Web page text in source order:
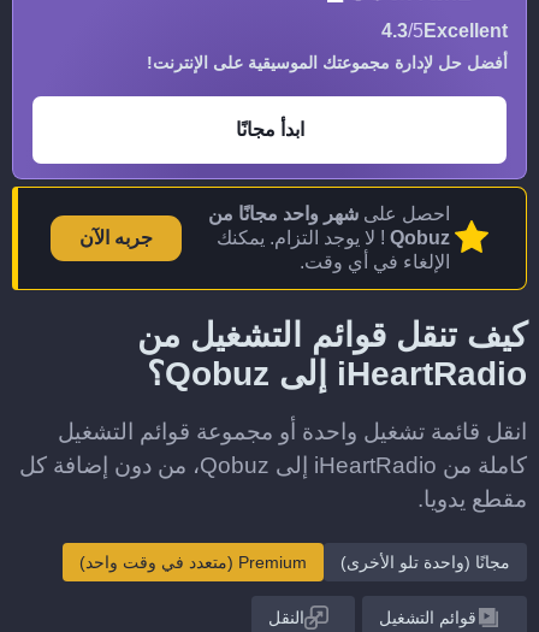
Excellent
4.3/5
أفضل حل لإدارة مجموعتك الموسيقية على الإنترنت!
ابدأ مجانًا
احصل على شهر واحد مجانًا من
Qobuz ! لا يوجد التزام. يمكنك
الإلغاء في أي وقت.
جربه الآن
كيف تنقل قوائم التشغيل من
iHeartRadio إلى Qobuz؟
انقل قائمة تشغيل واحدة أو مجموعة قوائم التشغيل
كاملة من iHeartRadio إلى Qobuz، من دون إضافة كل
مقطع يدويا.
مجانًا (واحدة تلو الأخرى) Premium (متعدد في وقت واحد)
قوائم التشغيل النقل